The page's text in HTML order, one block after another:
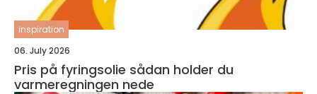
inspiration
06. July 2026
Pris på fyringsolie sådan holder du
varmeregningen nede